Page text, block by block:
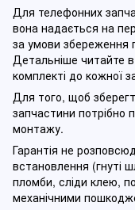
Для телефонних
вона надається на
за умови збереження
Детальніше читайте
комплекті до кожної
Для того, щоб
запчастини потрібно
монтажу.
Гарантія не
встановлення (гнуті
пломби, сліди клею,
механічними